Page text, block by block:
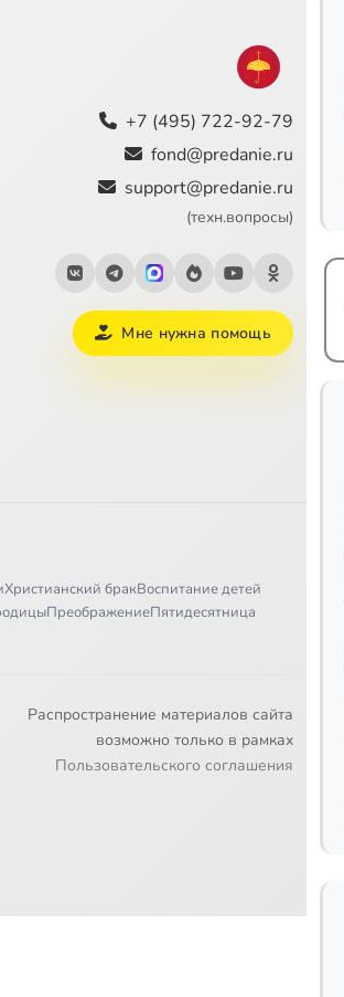
+7 (495) 722-92-79
fond@predanie.ru
support@predanie.ru
(техн.вопросы)
Мне нужна помощь
Христианский бракВоспитание детей
ПреображениеПятидесятница
Распространение материалов сайта
возможно только в рамках
Пользовательского соглашения